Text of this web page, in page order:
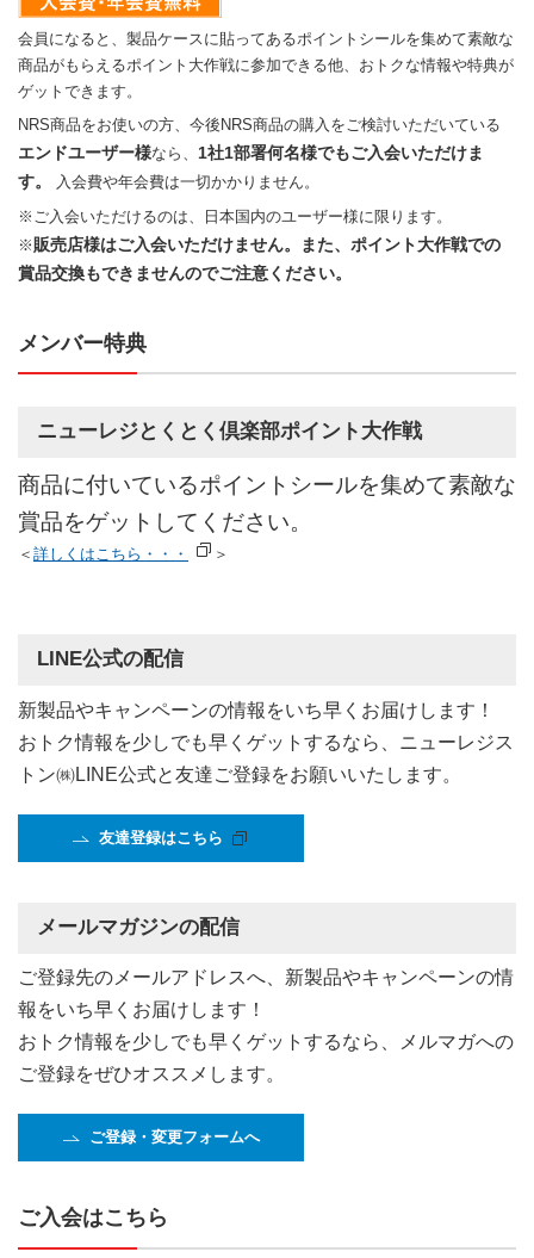
会員になると、製品ケースに貼ってあるポイントシールを集めて素敵な
商品がもらえるポイント大作戦に参加できる他、おトクな情報や特典が
ゲットできます。
NRS商品をお使いの方、今後NRS商品の購入をご検討いただいている
エンドユーザー様なら、 1社1部署何名様でもご入会いただけま
す。
入会費や年会費は一切かかりません。
※ご入会いただけるのは、日本国内のユーザー様に限ります。
※ 販売店様はご入会いただけません。また、ポイント大作戦での
賞品交換もできませんのでご注意ください。
メンバー特典
ニューレジとくとく倶楽部ポイント大作戦
商品に付いているポイントシールを集めて素敵な
賞品をゲットしてください。
＜ 詳しくはこちら・・・ ＞
LINE公式の配信
新製品やキャンペーンの情報をいち早くお届けします！
おトク情報を少しでも早くゲットするなら、ニューレジス
トン㈱LINE公式と友達ご登録をお願いいたします。
友達登録はこちら
メールマガジンの配信
ご登録先のメールアドレスへ、新製品やキャンペーンの情
報をいち早くお届けします！
おトク情報を少しでも早くゲットするなら、メルマガへの
ご登録をぜひオススメします。
ご登録・変更フォームへ
ご入会はこちら